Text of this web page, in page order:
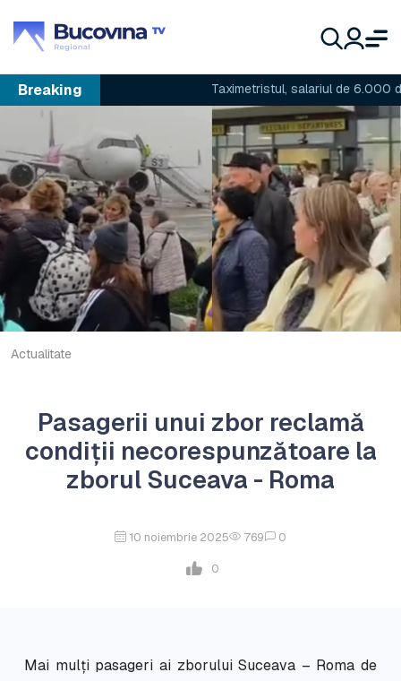
Breaking Taximetristul, salariul de 6.000 de
Actualitate
Pasagerii unui zbor reclamă
condiții necorespunzătoare la
zborul Suceava - Roma
10 noiembrie 2025 769 0
0
Mai mulți pasageri ai zborului Suceava – Roma de